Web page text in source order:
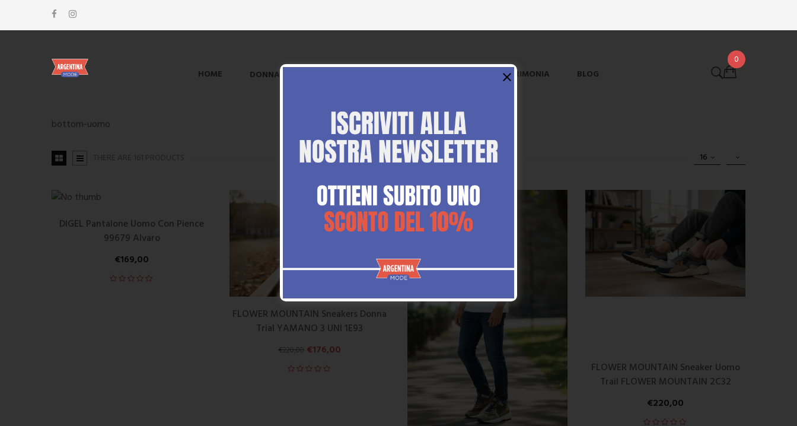
HOME DONNA CERIMONIA BLOG
0
bottom-uomo
16
DIGEL Pantalone Uomo Con Pience
99679 Alvaro
€169,00
In Saldo
FLOWER MOUNTAIN Sneakers Donna
Trial YAMANO 3 UNI 1E93
€220,00 €176,00
FLOWER MOUNTAIN Sneaker Uomo
Trail FLOWER MOUNTAIN 2C32
€220,00